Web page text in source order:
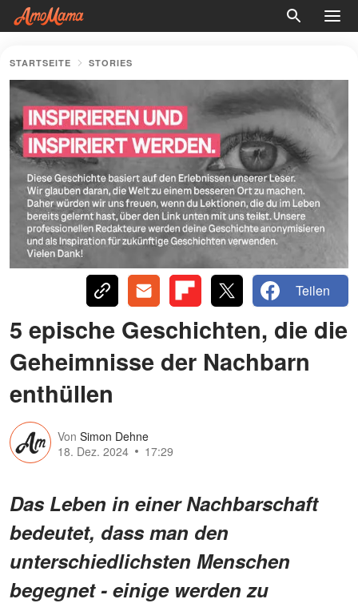
STARTSEITE STORIES
Teilen
5 epische Geschichten, die die
Geheimnisse der Nachbarn
enthüllen
Von Simon Dehne
18. Dez. 2024
17:29
Das Leben in einer Nachbarschaft
bedeutet, dass man den
unterschiedlichsten Menschen
begegnet - einige werden zu